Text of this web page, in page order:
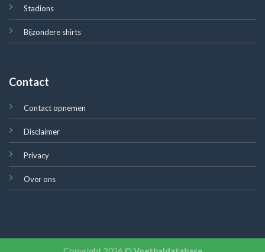
Stadions
Bijzondere shirts
Contact
Contact opnemen
Disclaimer
Privacy
Over ons